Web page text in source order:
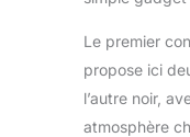
Le premier
propose ici
l’autre noir,
atmosphère